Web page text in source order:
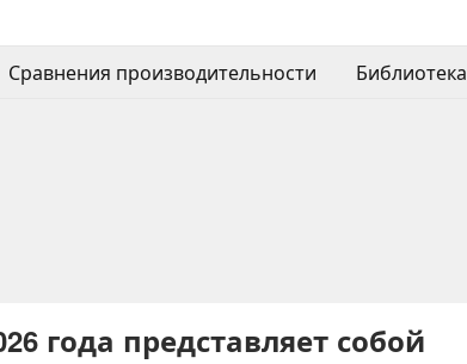
Сравнения производительности Библиотека
года представляет собой